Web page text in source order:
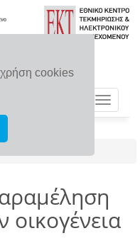
χρήση cookies
Toggle